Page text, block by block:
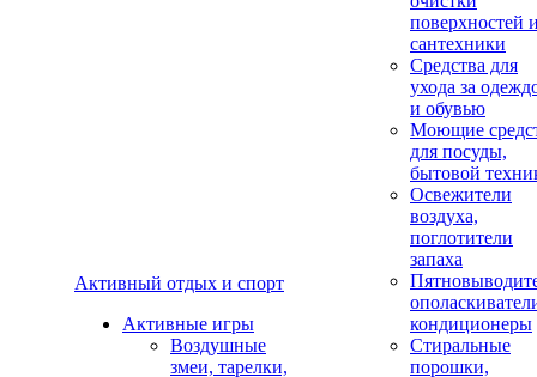
Активный отдых и спорт
Активные игры
Воздушные
змеи, тарелки,
поверхностей
сантехники
Средства для
ухода за
и обувью
Моющие
для посуды,
бытовой
Освежители
воздуха,
поглотители
запаха
кондиционеры
Стиральные
порошки,